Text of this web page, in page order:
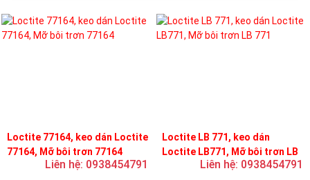
Loctite 77164, keo dán Loctite
77164, Mỡ bôi trơn 77164
Liên hệ: 0938454791
Loctite LB 771, keo dán
Loctite LB771, Mỡ bôi trơn LB
Liên hệ: 0938454791